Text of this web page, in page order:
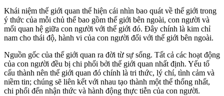
Khái niệm thế giới quan thể hiện cái nhìn bao quát về thế giới trong
ý thức của mỗi chủ thể bao gồm thế giới bên ngoài, con người và
mối quan hệ giữa con người với thế giới đó. Đây chính là kim chỉ
nam cho thái độ, hành vi của con người đối với thế giới bên ngoài.
Nguồn gốc của thế giới quan ra đời từ sự sống. Tất cả các hoạt động
của con người đều bị chi phối bởi thế giới quan nhất định. Yếu tố
cấu thành nên thế giới quan đó chính là tri thức, lý chí, tình cảm và
niềm tin; chúng sẽ liên kết với nhau tạo thành một thể thống nhất,
chi phối đến nhận thức và hành động thực tiễn của con người.